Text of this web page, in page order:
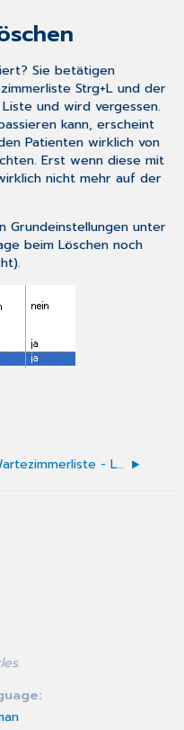
Sie betätigen
Strg+L und der
und wird vergessen.
kann, erscheint
Patienten wirklich von
Erst wenn diese mit
nicht mehr auf der
Grundeinstellungen unter
beim Löschen noch
Wartezimmerliste - Laufzettel